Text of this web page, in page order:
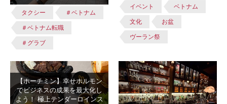
タクシー ＃ベトナム
＃ベトナム転職
＃グラブ
イベント ベトナム
文化 お盆
ヴーラン祭
【ホーチミン】幸せホルモン
でビジネスの成果を最大化し
よう！ 極上テンダーロインス